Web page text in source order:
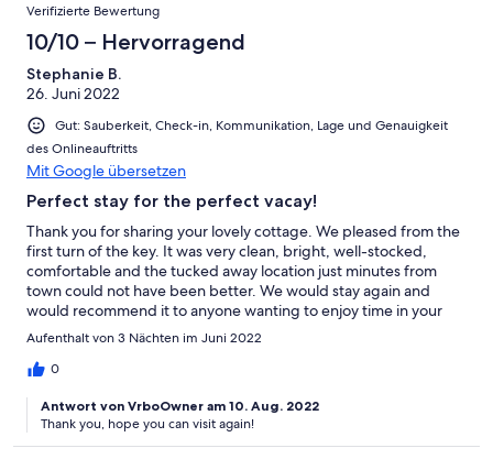
Verifizierte Bewertung
10/10 – Hervorragend
Stephanie B.
26. Juni 2022
Gut: Sauberkeit, Check-in, Kommunikation, Lage und Genauigkeit
des Onlineauftritts
Mit Google übersetzen
Perfect stay for the perfect vacay!
Thank you for sharing your lovely cottage. We pleased from the
first turn of the key. It was very clean, bright, well-stocked,
comfortable and the tucked away location just minutes from
town could not have been better. We would stay again and
would recommend it to anyone wanting to enjoy time in your
delightful town.
Aufenthalt von 3 Nächten im Juni 2022
0
Antwort von VrboOwner am 10. Aug. 2022
Thank you, hope you can visit again!